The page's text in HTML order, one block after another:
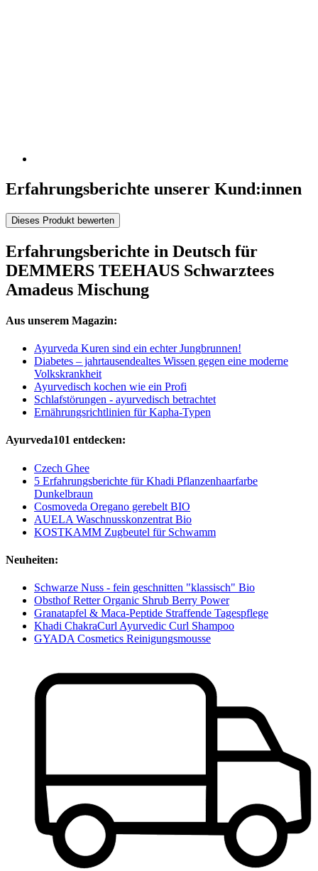
Erfahrungsberichte unserer Kund:innen
Dieses Produkt bewerten
Erfahrungsberichte in Deutsch für
DEMMERS TEEHAUS Schwarztees
Amadeus Mischung
Aus unserem Magazin:
Ayurveda Kuren sind ein echter Jungbrunnen!
Diabetes – jahrtausendealtes Wissen gegen eine moderne
Volkskrankheit
Ayurvedisch kochen wie ein Profi
Schlafstörungen - ayurvedisch betrachtet
Ernährungsrichtlinien für Kapha-Typen
Ayurveda101 entdecken:
Czech Ghee
5 Erfahrungsberichte für Khadi Pflanzenhaarfarbe
Dunkelbraun
Cosmoveda Oregano gerebelt BIO
AUELA Waschnusskonzentrat Bio
KOSTKAMM Zugbeutel für Schwamm
Neuheiten:
Schwarze Nuss - fein geschnitten "klassisch" Bio
Obsthof Retter Organic Shrub Berry Power
Granatapfel & Maca-Peptide Straffende Tagespflege
Khadi ChakraCurl Ayurvedic Curl Shampoo
GYADA Cosmetics Reinigungsmousse